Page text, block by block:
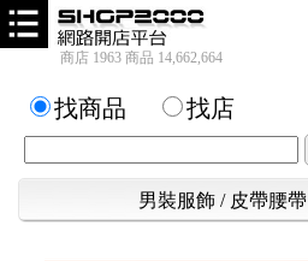
商店 1963 商品 14,662,664
找商品 找店
男裝服飾 / 皮帶腰帶